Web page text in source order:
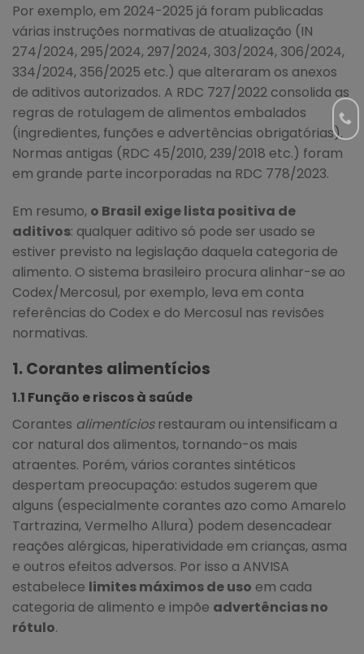
Por exemplo, em 2024-2025 já foram publicadas
várias instruções normativas de atualização (IN
274/2024, 295/2024, 297/2024, 303/2024, 306/2024,
334/2024, 356/2025 etc.) que alteraram os anexos
de aditivos autorizados. A RDC 727/2022 consolida as
regras de rotulagem de alimentos embalados
(ingredientes, funções e advertências obrigatórias).
Normas antigas (RDC 45/2010, 239/2018 etc.) foram
em grande parte incorporadas na RDC 778/2023.
Em resumo, o Brasil exige lista positiva de
aditivos: qualquer aditivo só pode ser usado se
estiver previsto na legislação daquela categoria de
alimento. O sistema brasileiro procura alinhar-se ao
Codex/Mercosul, por exemplo, leva em conta
referências do Codex e do Mercosul nas revisões
normativas.
1. Corantes alimentícios
1.1 Função e riscos à saúde
Corantes alimentíciosrestauram ou intensificam a
cor natural dos alimentos, tornando-os mais
atraentes. Porém, vários corantes sintéticos
despertam preocupação: estudos sugerem que
alguns (especialmente corantes azo como Amarelo
Tartrazina, Vermelho Allura) podem desencadear
reações alérgicas, hiperatividade em crianças, asma
e outros efeitos adversos. Por isso a ANVISA
estabelece limites máximos de uso em cada
categoria de alimento e impõe advertências no
rótulo.